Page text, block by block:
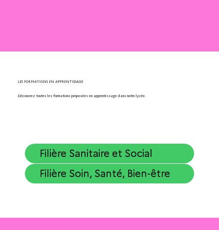
LES FORMATIONS EN APPRENTISSAGE
Découvrez toutes les formations proposées en apprentissage dans notre lycée.
Filière Sanitaire et Social
Filière Soin, Santé, Bien-être